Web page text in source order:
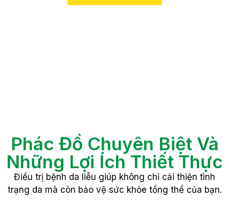
Phác Đồ Chuyên Biệt Và
Những Lợi Ích Thiết Thực
Điều trị bệnh da liễu giúp không chỉ cải thiện tình
trạng da mà còn bảo vệ sức khỏe tổng thể của bạn.